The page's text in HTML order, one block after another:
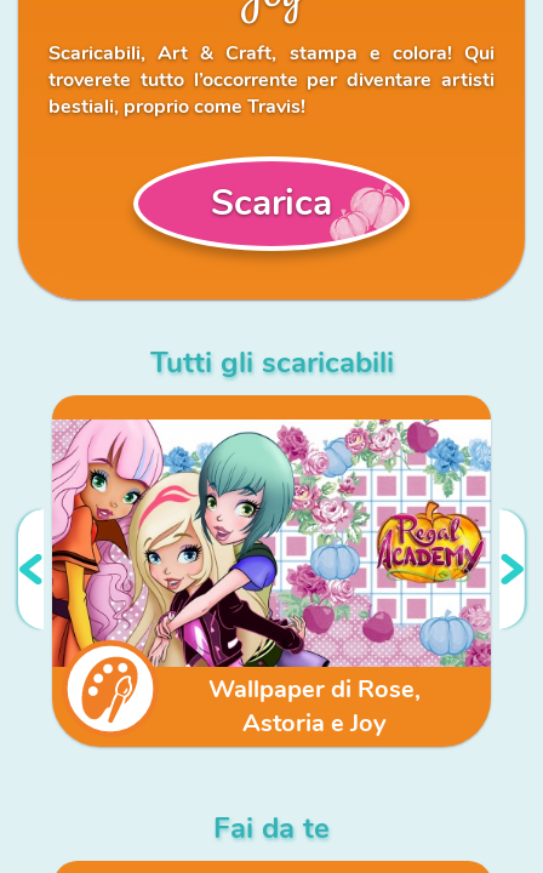
Scaricabili, Art & Craft, stampa e colora! Qui
troverete tutto l’occorrente per diventare artisti
bestiali, proprio come Travis!
Scarica
Tutti gli scaricabili
Wallpaper di Rose,
Astoria e Joy
Fai da te